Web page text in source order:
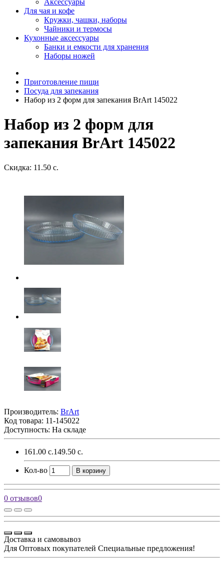
Аксессуары
Для чая и кофе
Кружки, чашки, наборы
Чайники и термосы
Кухонные аксессуары
Банки и емкости для хранения
Наборы ножей
Приготовление пищи
Посуда для запекания
Набор из 2 форм для запекания BrArt 145022
Набор из 2 форм для
запекания BrArt 145022
Скидка: 11.50 с.
Производитель: BrArt
Код товара: 11-145022
Доступность: На складе
161.00 с.149.50 с.
Кол-во В корзину
0 отзывов0
Доставка и самовывоз
Для Оптовых покупателей Специальные предложения!